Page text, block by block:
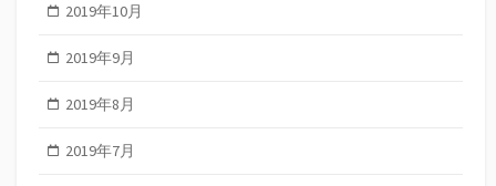
2019年10月
2019年9月
2019年8月
2019年7月